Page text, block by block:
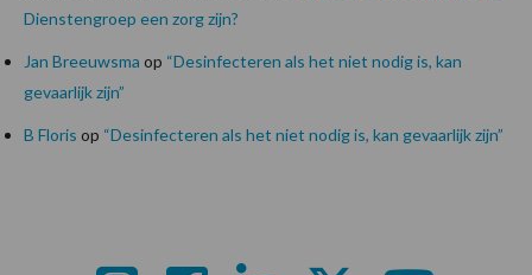
Dienstengroep een zorg zijn?
Jan Breeuwsma op “Desinfecteren als het niet nodig is, kan
gevaarlijk zijn”
B Floris op “Desinfecteren als het niet nodig is, kan gevaarlijk zijn”